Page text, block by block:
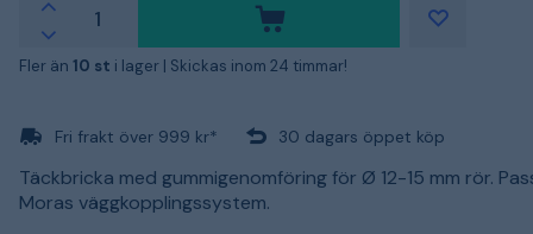
Fler än 10 st i lager | Skickas inom 24 timmar!
Fri frakt över 999 kr* 30 dagars öppet köp
Täckbricka med gummigenomföring för Ø 12-15 mm rör.
Moras väggkopplingssystem.